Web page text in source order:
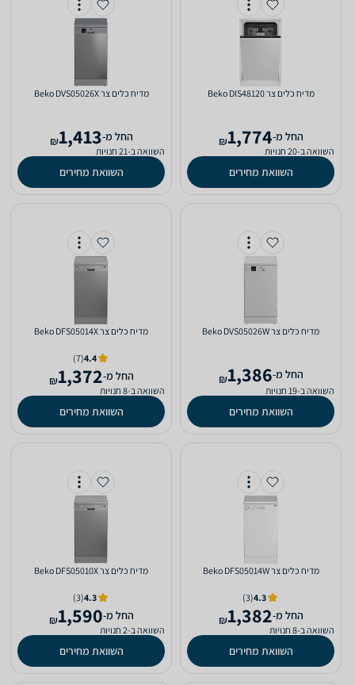
מדיח כלים ‏צר Beko DIS48120
‫החל מ-1,774
₪
השוואה ב-20 חנויות
השוואת מחירים
מדיח כלים ‏צר Beko DVS05026X
‫החל מ-1,413
₪
השוואה ב-21 חנויות
השוואת מחירים
מדיח כלים ‏צר Beko DVS05026W
‫החל מ-1,386
₪
השוואה ב-19 חנויות
השוואת מחירים
מדיח כלים ‏צר Beko DFS05014X
4.4
(7)
‫החל מ-1,372
₪
השוואה ב-8 חנויות
השוואת מחירים
מדיח כלים ‏צר Beko DFS05014W
4.3
(3)
‫החל מ-1,382
₪
השוואה ב-8 חנויות
השוואת מחירים
מדיח כלים ‏צר Beko DFS05010X
4.3
(3)
‫החל מ-1,590
₪
השוואה ב-2 חנויות
השוואת מחירים